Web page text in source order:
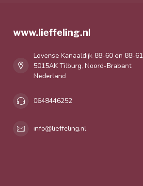
www.lieffeling.nl
Lovense Kanaaldijk 88-60 en 88-61
5015AK Tilburg, Noord-Brabant
Nederland
0648446252
info@lieffeling.nl